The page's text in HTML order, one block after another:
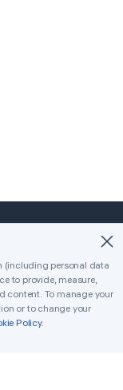
Premios
(including personal data
to provide, measure,
content. To manage your
or to change your
Policy.